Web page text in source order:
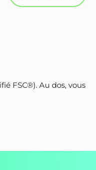
FSC®). Au dos, vous